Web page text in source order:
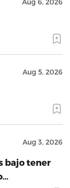
Aug 6, 2026
Aug 5, 2026
Aug 3, 2026
bajo tener